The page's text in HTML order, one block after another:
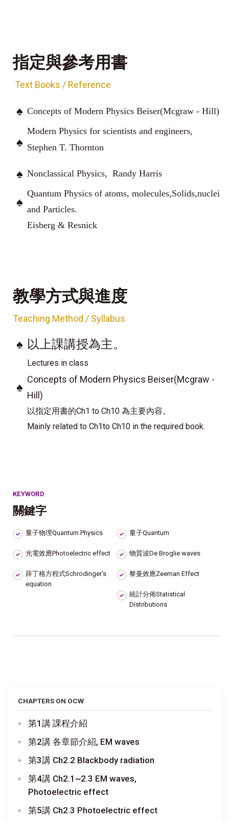
指定與參考用書
Text Books / Reference
♠ Concepts of Modern Physics Beiser(Mcgraw - Hill)
♠
Modern Physics for scientists and engineers,
Stephen T. Thornton
♠ Nonclassical Physics, Randy Harris
♠
Quantum Physics of atoms, molecules,Solids,nuclei
and Particles.
Eisberg & Resnick
教學方式與進度
Teaching Method / Syllabus
♠ 以上課講授為主。
Lectures in class
♠
Concepts of Modern Physics Beiser(Mcgraw -
Hill)
以指定用書的Ch1 to Ch10 為主要內容。
Mainly related to Ch1to Ch10 in the required book.
KEYWORD
關鍵字
量子物理Quantum Physics 量子Quantum
光電效應Photoelectric effect 物質波De Broglie waves
薛丁格方程式Schrodinger’s
equation
黎曼效應Zeeman Effect
統計分佈Statistical
Distributions
CHAPTERS ON OCW
第1講 課程介紹
第2講 各章節介紹, EM waves
第3講 Ch2.2 Blackbody radiation
第4講 Ch2.1~2.3 EM waves,
Photoelectric effect
第5講 Ch2.3 Photoelectric effect